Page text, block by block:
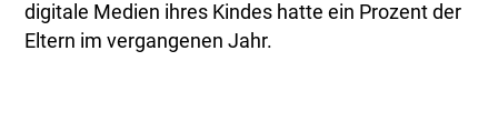
digitale Medien ihres Kindes hatte ein Prozent der
Eltern im vergangenen Jahr.